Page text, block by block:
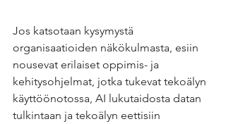
Jos katsotaan kysymystä
organisaatioiden näkökulmasta, esiin
nousevat erilaiset oppimis- ja
kehitysohjelmat, jotka tukevat tekoälyn
käyttöönotossa, AI lukutaidosta datan
tulkintaan ja tekoälyn eettisiin